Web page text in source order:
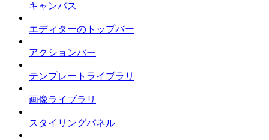
キャンバス
エディターのトップバー
アクションバー
テンプレートライブラリ
画像ライブラリ
スタイリングパネル